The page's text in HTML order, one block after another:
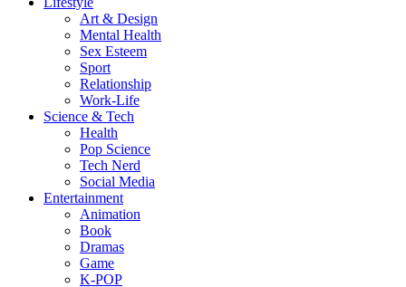
Art & Design
Mental Health
Sex Esteem
Sport
Relationship
Work-Life
Science & Tech
Health
Pop Science
Tech Nerd
Social Media
Entertainment
Animation
Book
Dramas
Game
K-POP